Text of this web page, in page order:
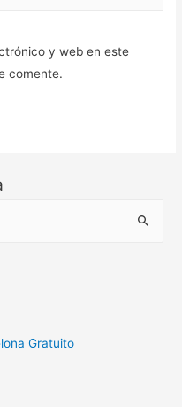
y web en este
comente.
Gratuito